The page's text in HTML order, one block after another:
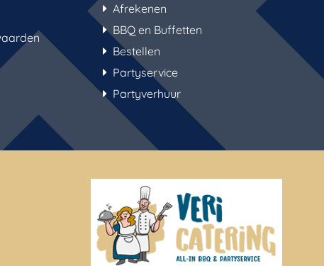
Afrekenen
BBQ en Buffetten
Bestellen
Partyservice
Partyverhuur